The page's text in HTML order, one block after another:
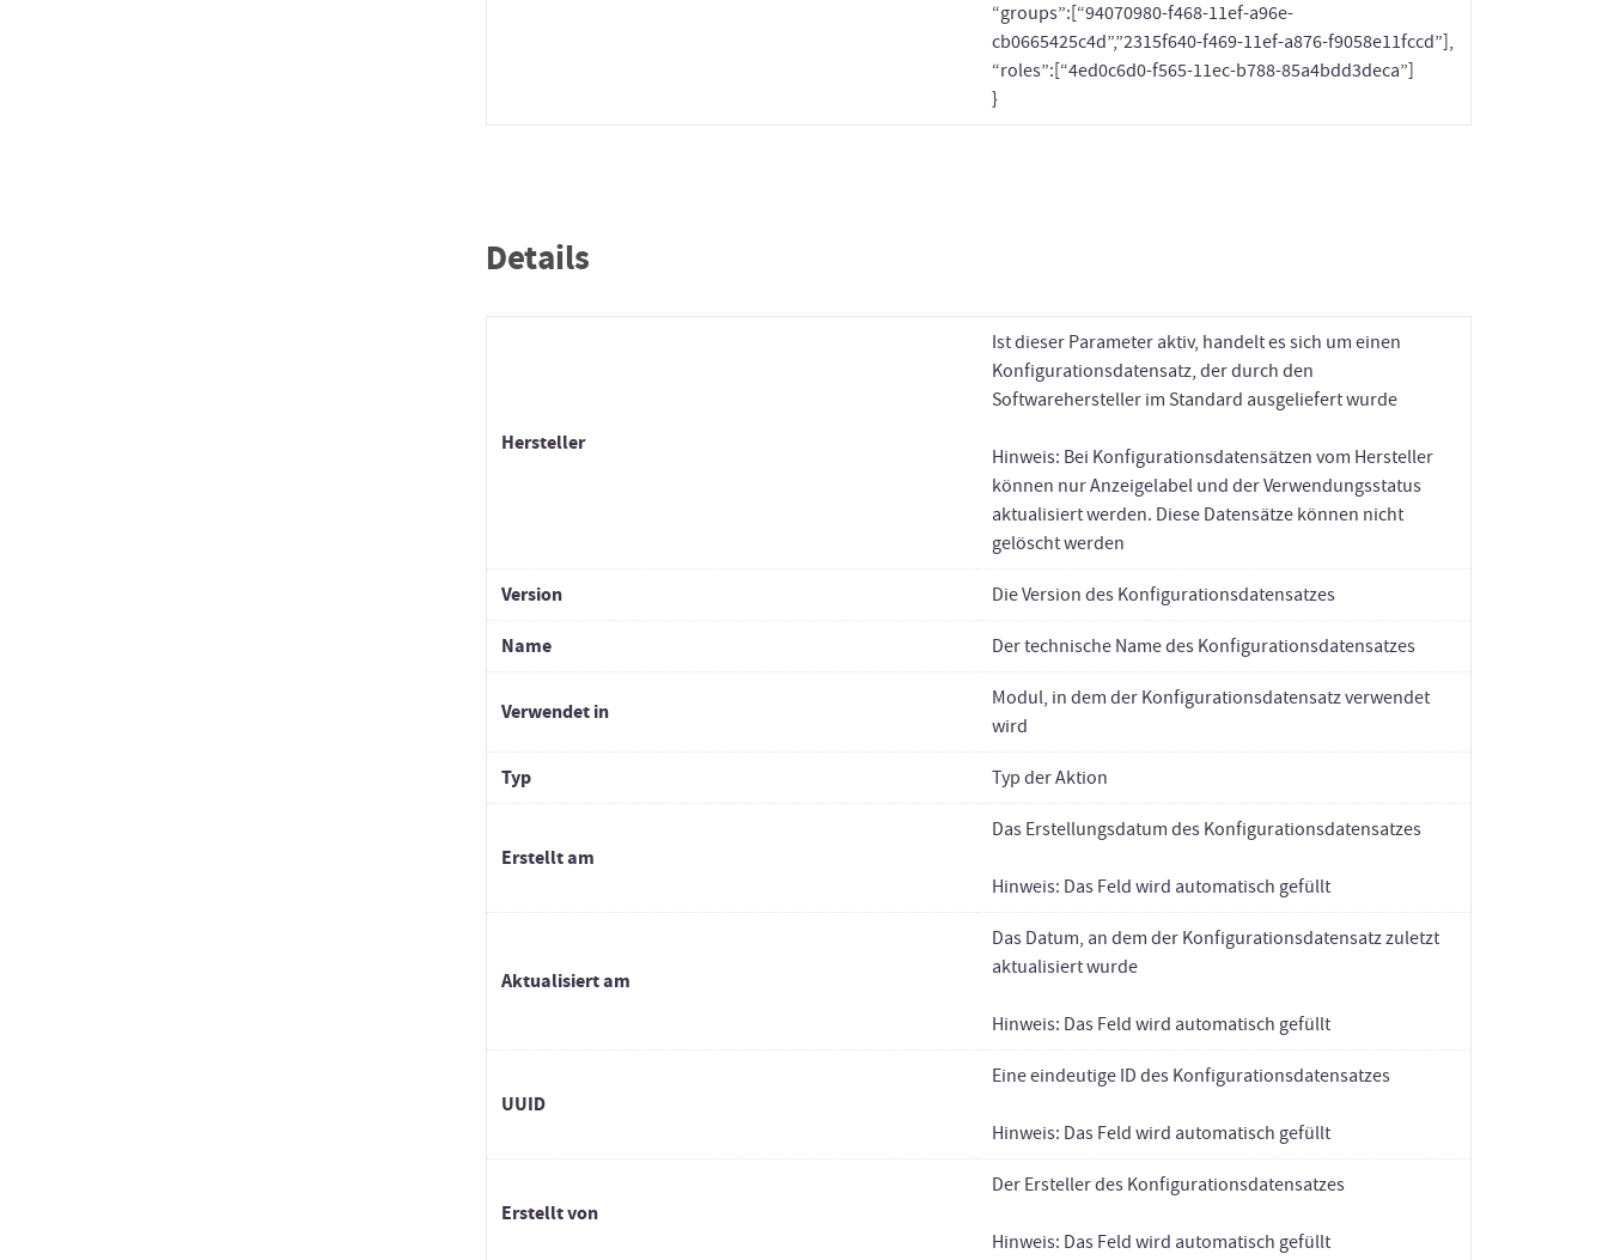
“groups”:[“94070980-f468-11ef-a96e-
cb0665425c4d”,”2315f640-f469-11ef-a876-f9058e11fccd”],
“roles”:[“4ed0c6d0-f565-11ec-b788-85a4bdd3deca”]
}
Details
Hersteller
Ist dieser Parameter aktiv, handelt es sich um einen
Konfigurationsdatensatz, der durch den
Softwarehersteller im Standard ausgeliefert wurde
Hinweis: Bei Konfigurationsdatensätzen vom Hersteller
können nur Anzeigelabel und der Verwendungsstatus
aktualisiert werden. Diese Datensätze können nicht
gelöscht werden
Version Die Version des Konfigurationsdatensatzes
Name Der technische Name des Konfigurationsdatensatzes
Verwendet in
Modul, in dem der Konfigurationsdatensatz verwendet
wird
Typ Typ der Aktion
Erstellt am
Das Erstellungsdatum des Konfigurationsdatensatzes
Hinweis: Das Feld wird automatisch gefüllt
Aktualisiert am
Das Datum, an dem der Konfigurationsdatensatz zuletzt
aktualisiert wurde
Hinweis: Das Feld wird automatisch gefüllt
UUID
Eine eindeutige ID des Konfigurationsdatensatzes
Hinweis: Das Feld wird automatisch gefüllt
Erstellt von
Der Ersteller des Konfigurationsdatensatzes
Hinweis: Das Feld wird automatisch gefüllt